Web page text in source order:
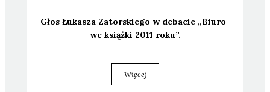
Głos Łuka­sza Zator­skie­go w deba­cie „Biu­ro­
we książ­ki 2011 roku”.
Więcej